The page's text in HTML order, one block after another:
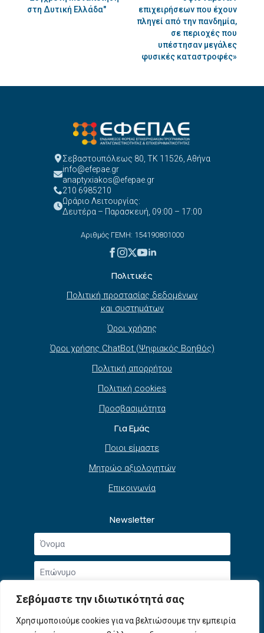
Σεβόμαστε την ιδιωτικότητά σας
Χρησιμοποιούμε cookies για να βελτιώσουμε την εμπειρία
στη Δυτική Ελλάδα"
επιχειρήσεων που έχουν
πληγεί από την πανδημία,
σε περιοχές που
υπέστησαν μεγάλες
φυσικές καταστροφές»
Σεβαστουπόλεως 80, ΤΚ 11526, Αθήνα
info@efepae.gr
anaptyxiakos@efepae.gr
210 6985210
Ωράριο Λειτουργίας:
Δευτέρα – Παρασκευή, 09:00 – 17:00
Αριθμός ΓΕΜΗ: 154190801000
Πολιτικές
Πολιτική προστασίας δεδομένων
και συστημάτων
Όροι χρήσης
Όροι χρήσης ChatBot (Ψηφιακός Βοηθός)
Πολιτική απορρήτου
Πολιτική cookies
Προσβασιμότητα
Για Εμάς
Ποιοι είμαστε
Μητρώο αξιολογητών
Επικοινωνία
Newsletter
Όνομα
Επώνυμο
Email
*
Αποδοχή
Συμφωνώ με την Πολιτική Απορρήτουκαι τους